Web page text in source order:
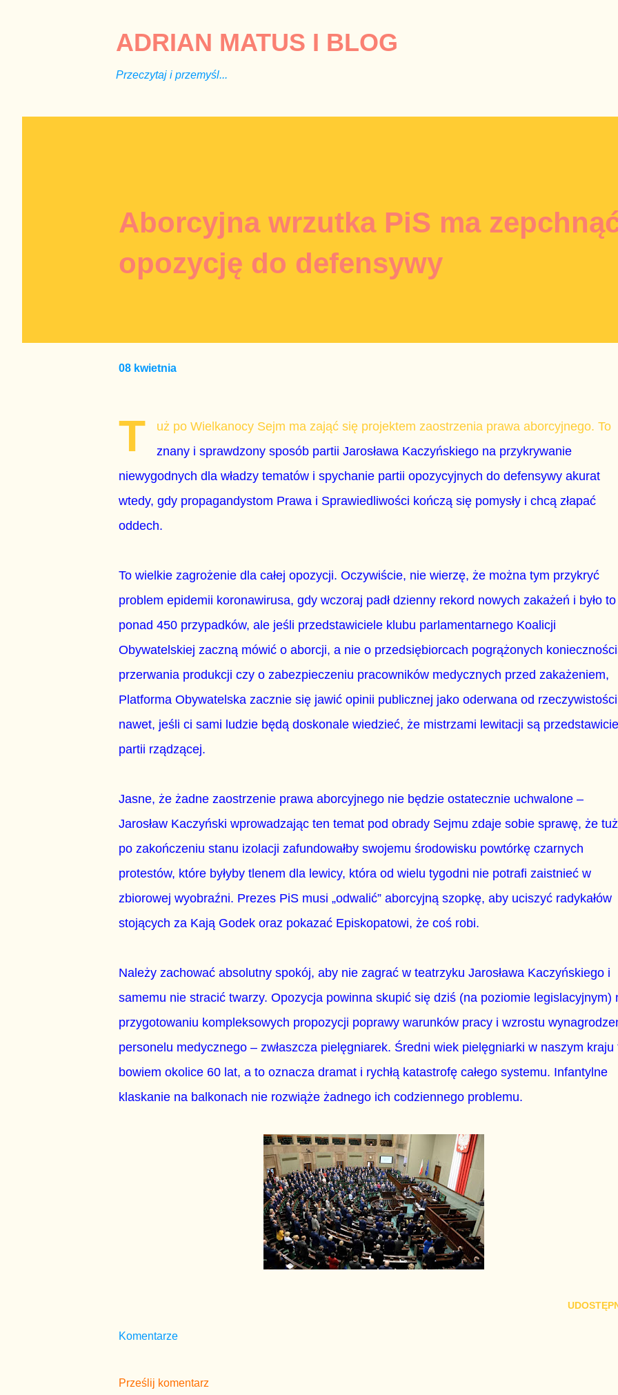
ADRIAN MATUS I BLOG
Przeczytaj i przemyśl...
Aborcyjna wrzutka PiS ma
opozycję do defensywy
08 kwietnia
T
uż po Wielkanocy Sejm ma zająć się projektem zaostrzenia prawa aborcyjnego. To
znany i sprawdzony sposób partii Jarosława Kaczyńskiego na przykrywanie
niewygodnych dla władzy tematów i spychanie partii opozycyjnych do defensywy akurat
wtedy, gdy propagandystom Prawa i Sprawiedliwości kończą się pomysły i chcą złapać
oddech.
To wielkie zagrożenie dla całej opozycji. Oczywiście, nie wierzę, że można tym przykryć
problem epidemii koronawirusa, gdy wczoraj padł dzienny rekord nowych zakażeń i było to
ponad 450 przypadków, ale jeśli przedstawiciele klubu parlamentarnego Koalicji
Obywatelskiej zaczną mówić o aborcji, a nie o przedsiębiorcach pogrążonych
przerwania produkcji czy o zabezpieczeniu pracowników medycznych przed zakażeniem,
Platforma Obywatelska zacznie się jawić opinii publicznej jako oderwana od rzeczywistości
nawet, jeśli ci sami ludzie będą doskonale wiedzieć, że mistrzami lewitacji są
partii rządzącej.
Jasne, że żadne zaostrzenie prawa aborcyjnego nie będzie ostatecznie uchwalone –
Jarosław Kaczyński wprowadzając ten temat pod obrady Sejmu zdaje sobie sprawę, że tuż
po zakończeniu stanu izolacji zafundowałby swojemu środowisku powtórkę czarnych
protestów, które byłyby tlenem dla lewicy, która od wielu tygodni nie potrafi zaistnieć w
zbiorowej wyobraźni. Prezes PiS musi „odwalić” aborcyjną szopkę, aby uciszyć radykałów
stojących za Kają Godek oraz pokazać Episkopatowi, że coś robi.
Należy zachować absolutny spokój, aby nie zagrać w teatrzyku Jarosława Kaczyńskiego i
samemu nie stracić twarzy. Opozycja powinna skupić się dziś (na poziomie legislacyjnym)
przygotowaniu kompleksowych propozycji poprawy warunków pracy i wzrostu
personelu medycznego – zwłaszcza pielęgniarek. Średni wiek pielęgniarki w naszym kraju
bowiem okolice 60 lat, a to oznacza dramat i rychłą katastrofę całego systemu. Infantylne
klaskanie na balkonach nie rozwiąże żadnego ich codziennego problemu.
Komentarze
Prześlij komentarz